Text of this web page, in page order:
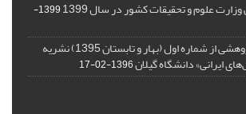
علوم و تحقیقات کشور در سال 1399
1399-
اعطای رتبه علمی - پژوهشی از شماره اول (بهار و تابستان 1395) نشریه
ایرانی» دانشگاه گیلان1396-02-17